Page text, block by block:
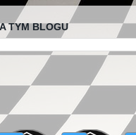
TYM BLOGU